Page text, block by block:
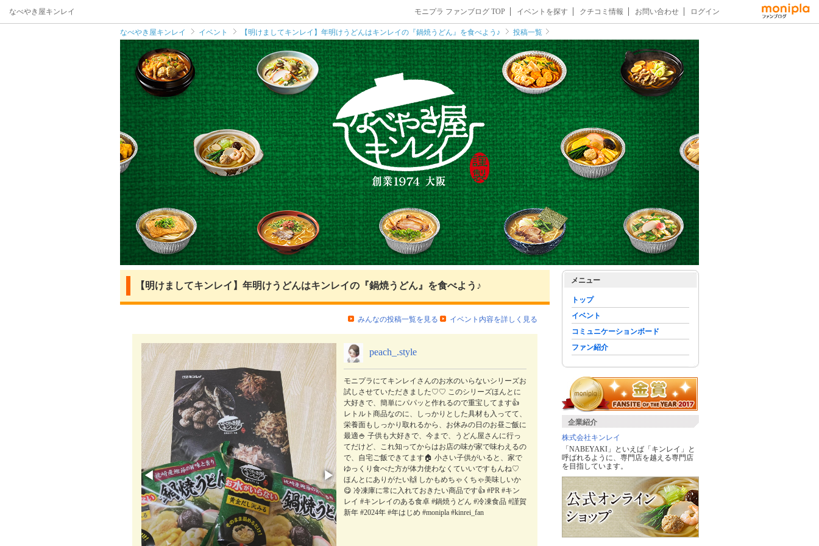
なべやき屋キンレイ モニプラ ファンブログ TOP イベントを探す クチコミ情報 お問い合わせ ログイン
なべやき屋キンレイ イベント 【明けましてキンレイ】年明けうどんはキンレイの『鍋焼うどん』を食べよう♪ 投稿一覧
【明けましてキンレイ】年明けうどんはキンレイの『鍋焼うどん』を食べよう♪
みんなの投稿一覧を見る イベント内容を詳しく見る
◀ ▶
peach_.style
モニプラにてキンレイさんのお水のいらないシリーズお
試しさせていただきました♡♡ このシリーズほんとに
大好きで、簡単にパパッと作れるので重宝してます👍
レトルト商品なのに、しっかりとした具材も入ってて、
栄養面もしっかり取れるから、お休みの日のお昼ご飯に
最適🍚 子供も大好きで、今まで、うどん屋さんに行っ
てだけど、これ知ってからはお店の味が家で味わえるの
で、自宅ご飯できてます🏠 小さい子供がいると、家で
ゆっくり食べた方が体力使わなくていいですもんね♡
ほんとにありがたい🙌 しかもめちゃくちゃ美味しいか
😋 冷凍庫に常に入れておきたい商品です👍 #PR #キン
レイ #キンレイのある食卓 #鍋焼うどん #冷凍食品 #謹賀
新年 #2024年 #年はじめ #monipla #kinrei_fan
メニュー
トップ
イベント
コミュニケーションボード
ファン紹介
企業紹介
株式会社キンレイ
「NABEYAKI」といえば「キンレイ」と
呼ばれるように、専門店を越える専門店
を目指しています。